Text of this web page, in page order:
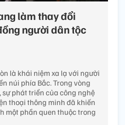
làm thay đổi
người dân tộc
là khái niệm xa lạ với người
núi phía Bắc. Trong vòng
sự phát triển của công nghệ
thoại thông minh đã khiến
một phần quen thuộc trong